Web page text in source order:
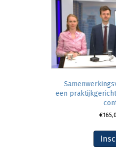
een
€